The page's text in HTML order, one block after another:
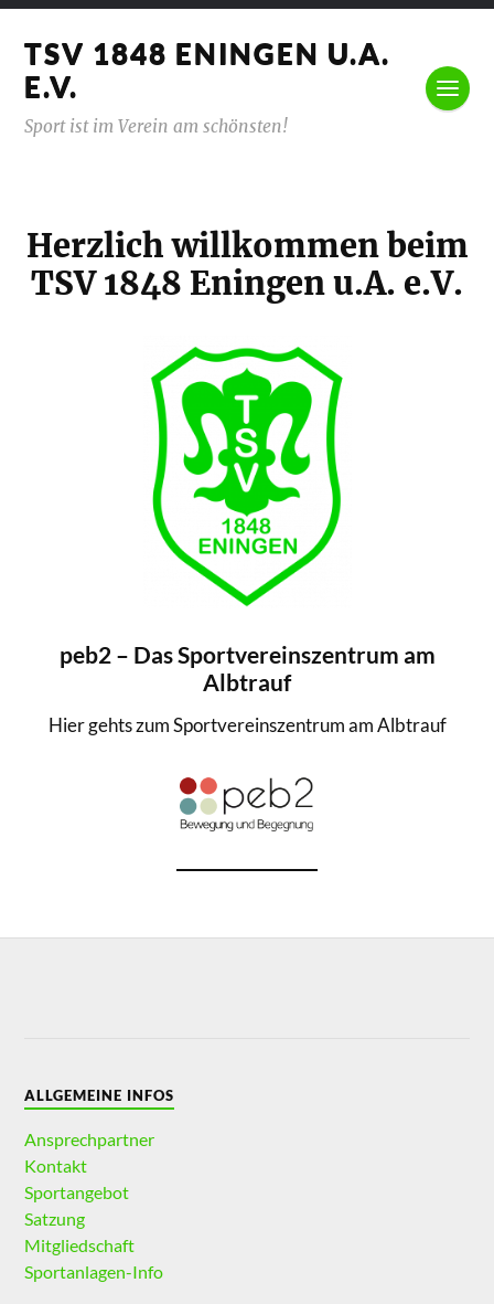
TSV 1848 ENINGEN U.A.
E.V.
Sport ist im Verein am schönsten!
Herzlich willkommen beim
TSV 1848 Eningen u.A. e.V.
peb2 – Das Sportvereinszentrum am
Albtrauf
Hier gehts zum Sportvereinszentrum am Albtrauf
ALLGEMEINE INFOS
Ansprechpartner
Kontakt
Sportangebot
Satzung
Mitgliedschaft
Sportanlagen-Info